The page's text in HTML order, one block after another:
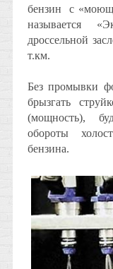
бензин с
называется
дроссельной
т.км.
Без промывки
брызгать
(мощность),
обороты
бензина.